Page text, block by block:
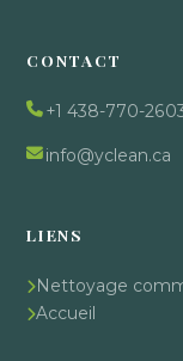
CONTACT
+1 438-770-
info@yclean.ca
LIENS
Nettoyage
Accueil